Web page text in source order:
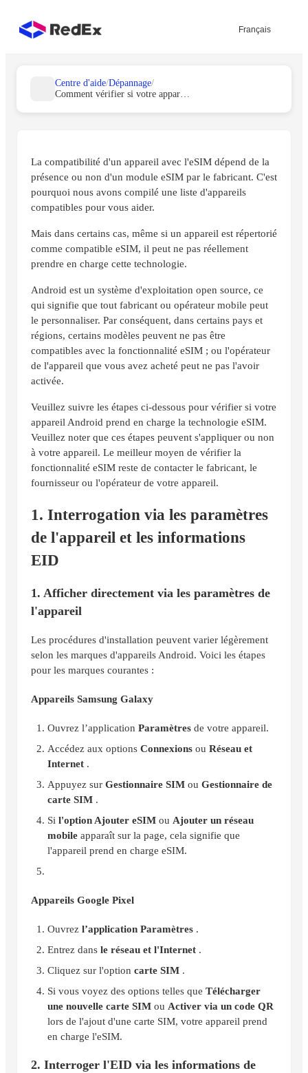
Français
Centre d'aide/Dépannage/
Comment vérifier si votre appareil Android prend en charge eSIM?
La compatibilité d'un appareil avec l'eSIM dépend de la
présence ou non d'un module eSIM par le fabricant. C'est
pourquoi nous avons compilé une liste d'appareils
compatibles pour vous aider.
Mais dans certains cas, même si un appareil est répertorié
comme compatible eSIM, il peut ne pas réellement
prendre en charge cette technologie.
Android est un système d'exploitation open source, ce
qui signifie que tout fabricant ou opérateur mobile peut
le personnaliser. Par conséquent, dans certains pays et
régions, certains modèles peuvent ne pas être
compatibles avec la fonctionnalité eSIM ; ou l'opérateur
de l'appareil que vous avez acheté peut ne pas l'avoir
activée.
Veuillez suivre les étapes ci-dessous pour vérifier si votre
appareil Android prend en charge la technologie eSIM.
Veuillez noter que ces étapes peuvent s'appliquer ou non
à votre appareil. Le meilleur moyen de vérifier la
fonctionnalité eSIM reste de contacter le fabricant, le
fournisseur ou l'opérateur de votre appareil.
1. Interrogation via les paramètres
de l'appareil et les informations
EID
1. Afficher directement via les paramètres de
l'appareil
Les procédures d'installation peuvent varier légèrement
selon les marques d'appareils Android. Voici les étapes
pour les marques courantes :
Appareils Samsung Galaxy
Ouvrez l’application Paramètres de votre appareil.
Accédez aux options Connexions ou Réseau et
Internet .
Appuyez sur Gestionnaire SIM ou Gestionnaire de
carte SIM .
Si l'option Ajouter eSIM ou Ajouter un réseau
mobile apparaît sur la page, cela signifie que
l'appareil prend en charge eSIM.
Appareils Google Pixel
Ouvrez l’application Paramètres .
Entrez dans le réseau et l'Internet .
Cliquez sur l'option carte SIM .
Si vous voyez des options telles que Télécharger
une nouvelle carte SIM ou Activer via un code QR
lors de l'ajout d'une carte SIM, votre appareil prend
en charge l'eSIM.
2. Interroger l'EID via les informations de